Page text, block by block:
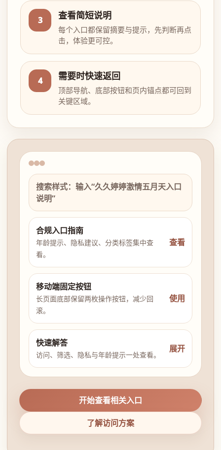
3 查看简短说明
每个入口都保留摘要与提示，先判断再点
击，体验更可控。
4 需要时快速返回
顶部导航、底部按钮和页内锚点都可回到
关键区域。
搜索样式：输入“久久婷婷激情五月天入口
说明”
合规入口指南
年龄提示、隐私建议、分类标签集中查
看。
查看
移动端固定按钮
长页面底部保留两枚操作按钮，减少回
滚。
使用
快速解答
访问、筛选、隐私与年龄提示一处查看。
展开
开始查看相关入口
了解访问方案